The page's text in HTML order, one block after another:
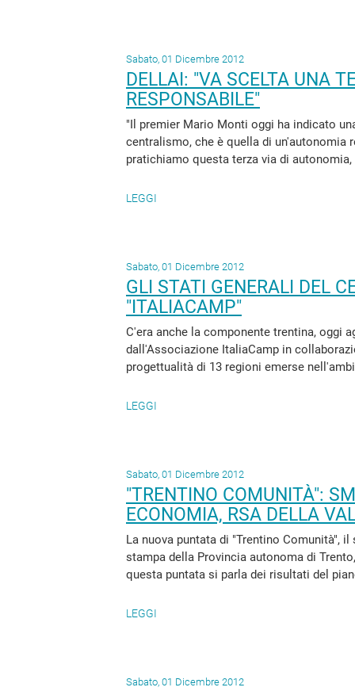
Sabato, 01 Dicembre 2012
DELLAI: "VA SCELTA UNA
RESPONSABILE"
"Il premier Mario Monti oggi ha indicato
centralismo, che è quella di un'autonomia
pratichiamo questa terza via di
LEGGI
Sabato, 01 Dicembre 2012
GLI STATI GENERALI DEL
"ITALIACAMP"
C'era anche la componente trentina, oggi
dall'Associazione ItaliaCamp in
progettualità di 13 regioni emerse
LEGGI
Sabato, 01 Dicembre 2012
"TRENTINO COMUNITÀ":
ECONOMIA, RSA DELLA
La nuova puntata di "Trentino Comunità",
stampa della Provincia autonoma di
questa puntata si parla dei risultati del
LEGGI
Sabato, 01 Dicembre 2012